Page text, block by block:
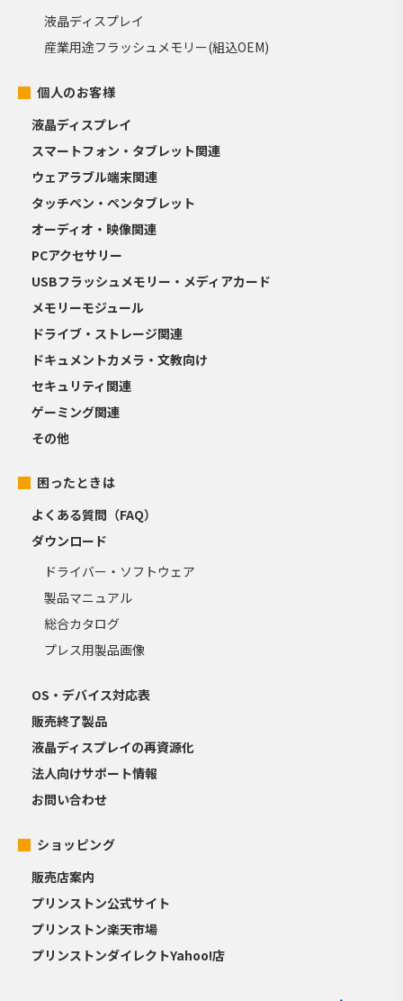
液晶ディスプレイ
産業用途フラッシュメモリー(組込OEM)
個人のお客様
液晶ディスプレイ
スマートフォン・タブレット関連
ウェアラブル端末関連
タッチペン・ペンタブレット
オーディオ・映像関連
PCアクセサリー
USBフラッシュメモリー・メディアカード
メモリーモジュール
ドライブ・ストレージ関連
ドキュメントカメラ・文教向け
セキュリティ関連
ゲーミング関連
その他
困ったときは
よくある質問（FAQ）
ダウンロード
ドライバー・ソフトウェア
製品マニュアル
総合カタログ
プレス用製品画像
OS・デバイス対応表
販売終了製品
液晶ディスプレイの再資源化
法人向けサポート情報
お問い合わせ
ショッピング
販売店案内
プリンストン公式サイト
プリンストン楽天市場
プリンストンダイレクトYahoo!店